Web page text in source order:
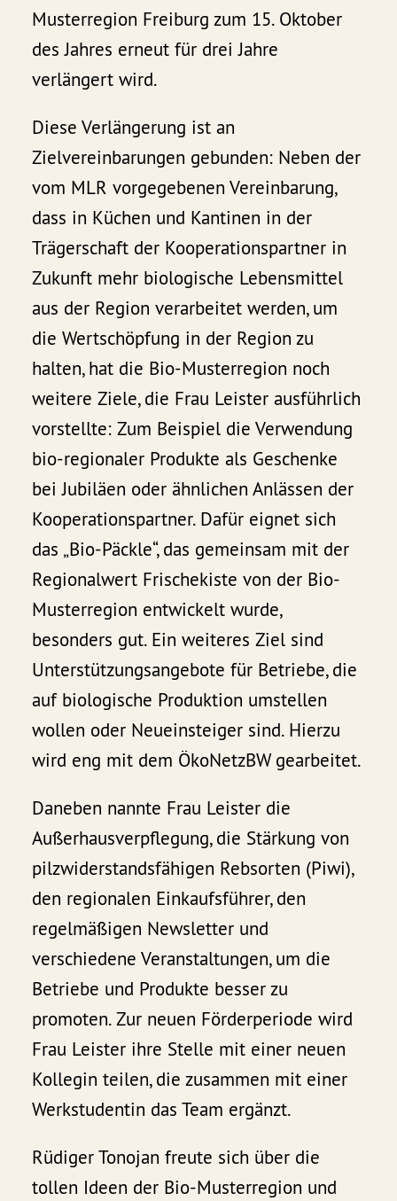
Musterregion Freiburg zum 15. Oktober
des Jahres erneut für drei Jahre
verlängert wird.
Diese Verlängerung ist an
Zielvereinbarungen gebunden: Neben der
vom MLR vorgegebenen Vereinbarung,
dass in Küchen und Kantinen in der
Trägerschaft der Kooperationspartner in
Zukunft mehr biologische Lebensmittel
aus der Region verarbeitet werden, um
die Wertschöpfung in der Region zu
halten, hat die Bio-Musterregion noch
weitere Ziele, die Frau Leister ausführlich
vorstellte: Zum Beispiel die Verwendung
bio-regionaler Produkte als Geschenke
bei Jubiläen oder ähnlichen Anlässen der
Kooperationspartner. Dafür eignet sich
das „Bio-Päckle“, das gemeinsam mit der
Regionalwert Frischekiste von der Bio-
Musterregion entwickelt wurde,
besonders gut. Ein weiteres Ziel sind
Unterstützungsangebote für Betriebe, die
auf biologische Produktion umstellen
wollen oder Neueinsteiger sind. Hierzu
wird eng mit dem ÖkoNetzBW gearbeitet.
Daneben nannte Frau Leister die
Außerhausverpflegung, die Stärkung von
pilzwiderstandsfähigen Rebsorten (Piwi),
den regionalen Einkaufsführer, den
regelmäßigen Newsletter und
verschiedene Veranstaltungen, um die
Betriebe und Produkte besser zu
promoten. Zur neuen Förderperiode wird
Frau Leister ihre Stelle mit einer neuen
Kollegin teilen, die zusammen mit einer
Werkstudentin das Team ergänzt.
Rüdiger Tonojan freute sich über die
tollen Ideen der Bio-Musterregion und